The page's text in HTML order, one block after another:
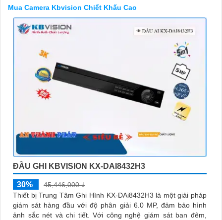
có bất kỳ yêu cầu hay câu hỏi nào khác, bạn có thể chia sẻ để
Mua Camera Kbvision Chiết Khấu Cao
ĐẦU GHI KBVISION KX-DAI8432H3
30%
45,446,000 ₫
Thiết bị Trung Tâm Ghi Hình KX-DAi8432H3 là một giải pháp
giám sát hàng đầu với độ phân giải 6.0 MP, đảm bảo hình
ảnh sắc nét và chi tiết. Với công nghệ giám sát ban đêm,